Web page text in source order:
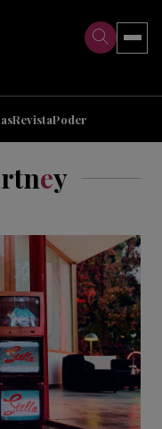
RevistaPoder
ey